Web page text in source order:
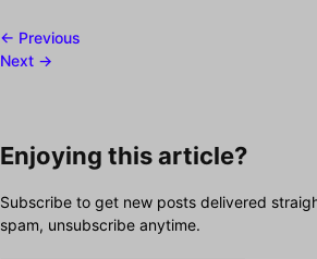
← Previous
Next →
Enjoying this article?
Subscribe to get new posts delivered
spam, unsubscribe anytime.